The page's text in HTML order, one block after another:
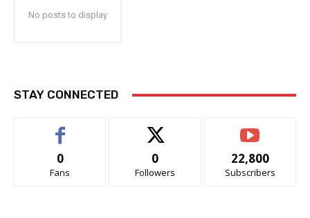
No posts to display
STAY CONNECTED
0
Fans
0
Followers
22,800
Subscribers